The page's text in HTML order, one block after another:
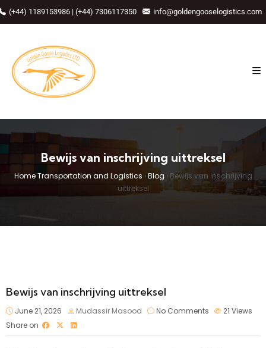
(+44) 1189153986 | (+44) 7306117350 info@goldengooselogistics.com
Bewijs van inschrijving uittreksel
Home Transportation and Logistics ›Blog › Bewijs van inschrijving
uittreksel
Bewijs van inschrijving uittreksel
June 21, 2026 Mudassir Masood No Comments 21 Views
Share on